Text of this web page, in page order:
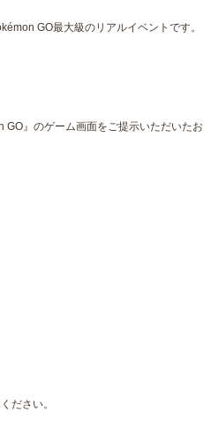
GO最大級のリアルイベントです。
』のゲーム画面をご提示いただいたお
ださい。